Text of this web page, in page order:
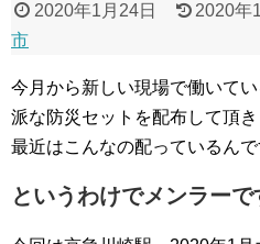
2020年1月24日 2020年
市
今月から新しい現場で働いて
派な防災セットを配布して頂き
最近はこんなの配っているんで
というわけでメンラー